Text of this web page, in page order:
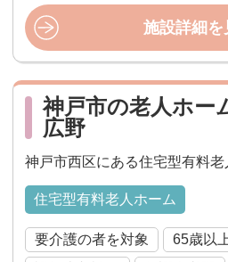
施設詳細を
神戸市の老人ホー
広野
神戸市西区にある住宅型有料老
住宅型有料老人ホーム
要介護の者を対象
65歳以